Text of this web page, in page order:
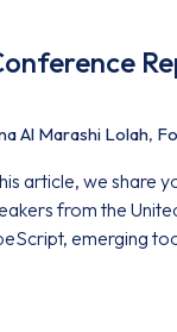
Al Marashi Lolah,
article, we share
from the
emerging